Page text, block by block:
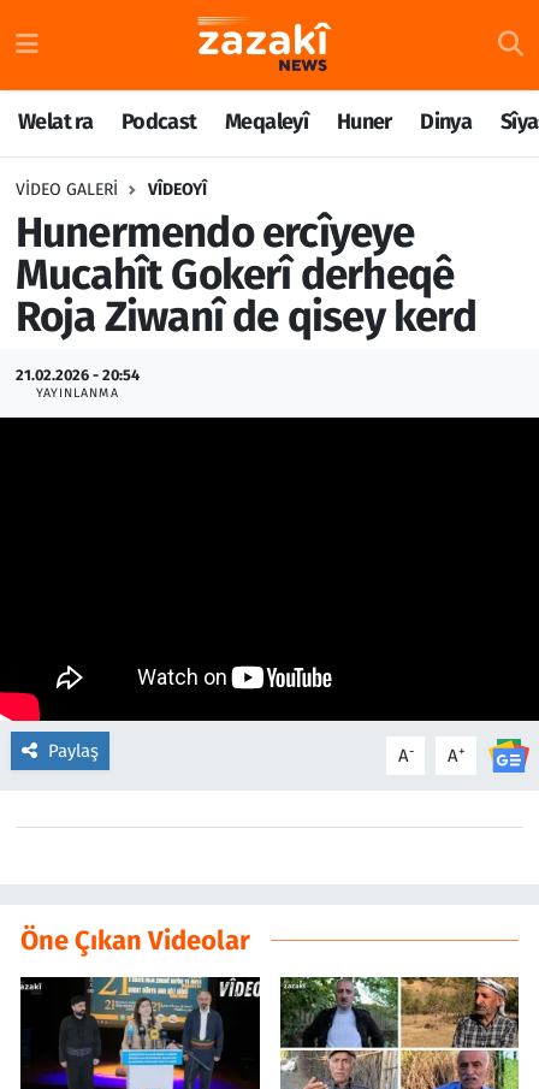
Welat ra Podcast Meqaleyî Huner Dinya
VIDEO GALERI VÎDEOYÎ
Hunermendo ercîyeye
Mucahît Gokerî derheqê
Roja Ziwanî de qisey kerd
21.02.2026 - 20:54
YAYINLANMA
Paylaş A- A+
Öne Çıkan Videolar
Welat ra
Podcast
Huner
Dinya
Sîyaset
Nöbetçi Eczaneler
Hava Durumu
Trafik Durumu
Süper Lig Puan Durumu ve Fikstür
Tüm Manşetler